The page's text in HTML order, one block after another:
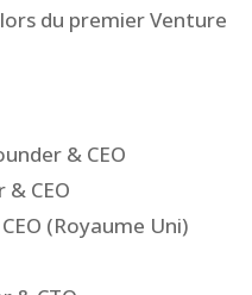
du premier Venture
& CEO
CEO
(Royaume Uni)